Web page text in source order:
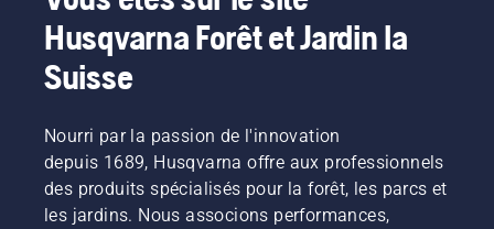
Husqvarna Forêt et Jardin la
Suisse
Nourri par la passion de l'innovation
depuis 1689, Husqvarna offre aux professionnels
des produits spécialisés pour la forêt, les parcs et
les jardins. Nous associons performances,